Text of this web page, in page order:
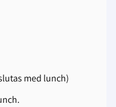
med lunch)